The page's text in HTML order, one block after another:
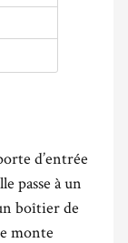
d’entrée
passe à un
boîtier de
monte